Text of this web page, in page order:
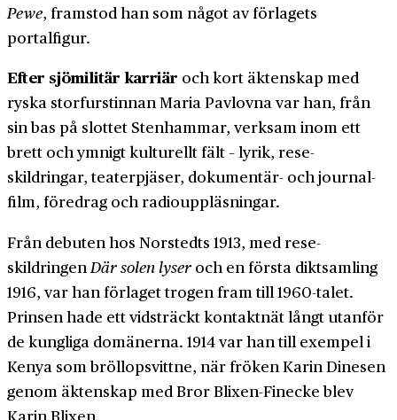
Pewe, framstod han som något av förlagets
portalfigur.
Efter sjömilitär karriär och kort äktenskap med
ryska stor­furstinnan Maria Pavlovna var han, från
sin bas på slottet Sten­hammar, verksam inom ett
brett och ymnigt kulturellt fält – lyrik, rese­
skildringar, teater­pjäser, dokumentär- och journal­
film, föredrag och radio­uppläsningar.
Från debuten hos Norstedts 1913, med rese­
skildringenDär solen lyser och en första dikt­samling
1916, var han förlaget trogen fram till 1960-talet.
Prinsen hade ett vid­sträckt kontakt­nät långt utanför
de kungliga domänerna. 1914 var han till exempel i
Kenya som bröllops­vittne, när fröken Karin Dinesen
genom äktenskap med Bror Blixen-Finecke blev
Karin Blixen.